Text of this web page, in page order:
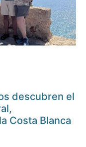
descubren el
Costa Blanca